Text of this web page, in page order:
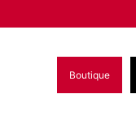
Boutique